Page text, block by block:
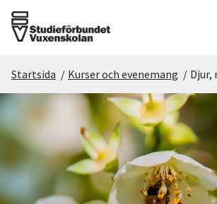
Det här gör vi
För dig som
Sök kurser och evenemang
Startsida / Kurser och evenemang / Djur,